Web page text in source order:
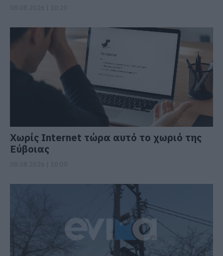
Χωρίς Internet τώρα αυτό το χωριό της
Εύβοιας